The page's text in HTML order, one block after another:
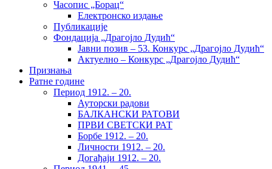
Часопис „Борац“
Електронско издање
Публикације
Фондација „Драгојло Дудић“
Јавни позив – 53. Конкурс „Драгојло Дудић“
Актуелно – Конкурс „Драгојло Дудић“
Признања
Ратне године
Период 1912. – 20.
Ауторски радови
БАЛКАНСКИ РАТОВИ
ПРВИ СВЕТСКИ РАТ
Борбе 1912. – 20.
Личности 1912. – 20.
Догађаји 1912. – 20.